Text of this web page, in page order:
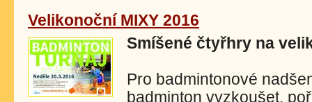
Velikonoční MIXY 2016
Smíšené čtyřhry na
Pro badmintonové
badminton vyzkoušet,